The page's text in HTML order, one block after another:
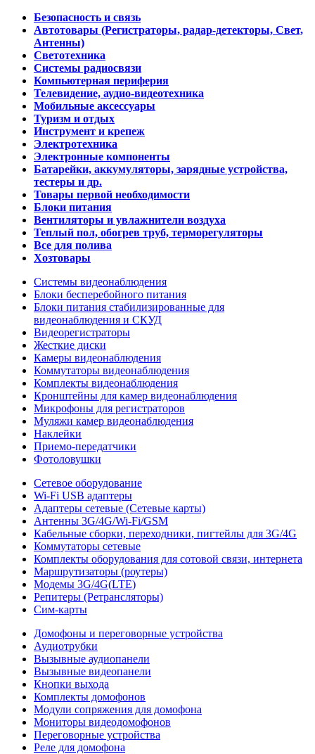
Безопасность и связь
Автотовары (Регистраторы, радар-детекторы, Свет,
Антенны)
Светотехника
Системы радиосвязи
Компьютерная периферия
Телевидение, аудио-видеотехника
Мобильные аксессуары
Туризм и отдых
Инструмент и крепеж
Электротехника
Электронные компоненты
Батарейки, аккумуляторы, зарядные устройства,
тестеры и др.
Товары первой необходимости
Блоки питания
Вентиляторы и увлажнители воздуха
Теплый пол, обогрев труб, терморегуляторы
Все для полива
Хозтовары
Системы видеонаблюдения
Блоки бесперебойного питания
Блоки питания стабилизированные для
видеонаблюдения и СКУД
Видеорегистраторы
Жесткие диски
Камеры видеонаблюдения
Коммутаторы видеонаблюдения
Комплекты видеонаблюдения
Кронштейны для камер видеонаблюдения
Микрофоны для регистраторов
Муляжи камер видеонаблюдения
Наклейки
Приемо-передатчики
Фотоловушки
Сетевое оборудование
Wi-Fi USB адаптеры
Адаптеры сетевые (Сетевые карты)
Антенны 3G/4G/Wi-Fi/GSM
Кабельные сборки, переходники, пигтейлы для 3G/4G
Коммутаторы сетевые
Комплекты оборудования для сотовой связи, интернета
Маршрутизаторы (роутеры)
Модемы 3G/4G(LTE)
Репитеры (Ретрансляторы)
Сим-карты
Домофоны и переговорные устройства
Аудиотрубки
Вызывные аудиопанели
Вызывные видеопанели
Кнопки выхода
Комплекты домофонов
Модули сопряжения для домофона
Мониторы видеодомофонов
Переговорные устройства
Реле для домофона